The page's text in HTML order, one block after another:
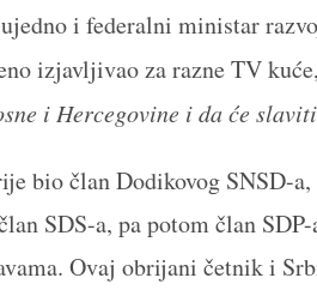
i federalni ministar
izjavljivao za razne TV
i Hercegovine i da će
bio član Dodikovog SNSD-
SDS-a, pa potom član
Ovaj obrijani četnik i